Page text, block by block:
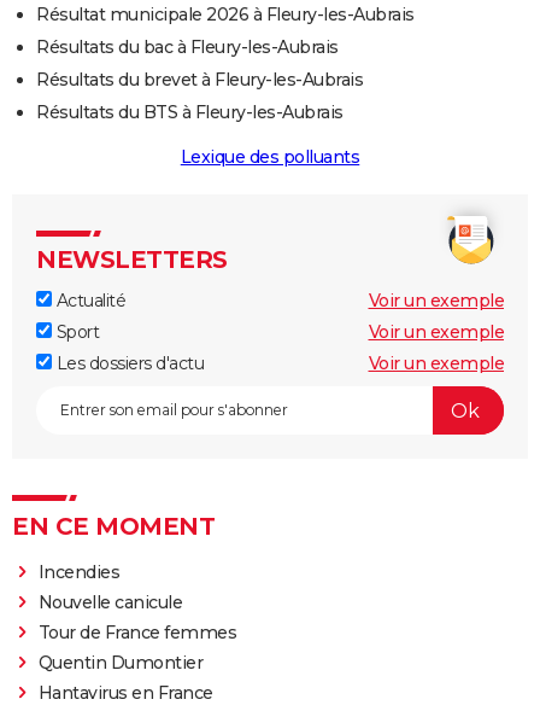
Résultat municipale 2026 à Fleury-les-Aubrais
Résultats du bac à Fleury-les-Aubrais
Résultats du brevet à Fleury-les-Aubrais
Résultats du BTS à Fleury-les-Aubrais
Lexique des polluants
NEWSLETTERS
Actualité
Voir un exemple
Sport
Voir un exemple
Les dossiers d'actu
Voir un exemple
EN CE MOMENT
Incendies
Nouvelle canicule
Tour de France femmes
Quentin Dumontier
Hantavirus en France